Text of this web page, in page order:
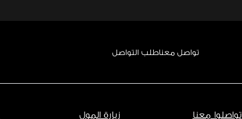
تواصل معناطلب التواصل
تواصلوا معنا زيارة المول